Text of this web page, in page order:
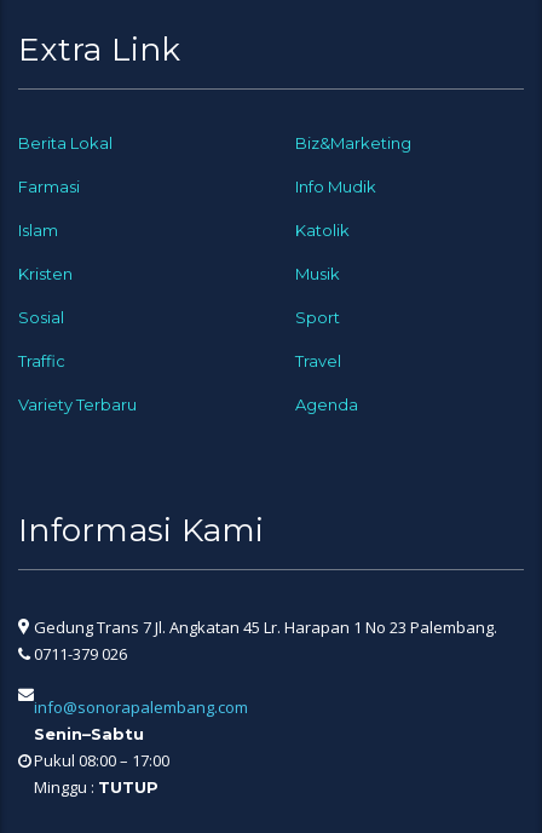
Extra Link
Berita Lokal Biz&Marketing
Farmasi Info Mudik
Islam Katolik
Kristen Musik
Sosial Sport
Traffic Travel
Variety Terbaru Agenda
Informasi Kami
Gedung Trans 7 Jl. Angkatan 45 Lr. Harapan 1 No 23 Palembang.
0711-379 026
info@sonorapalembang.com
Senin–Sabtu
Pukul 08:00 – 17:00
Minggu : TUTUP